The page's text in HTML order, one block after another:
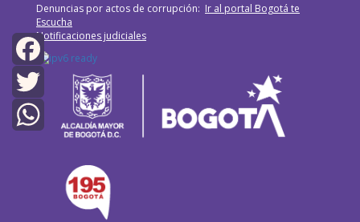
Facebook
Twitter
Denuncias por actos de corrupción: Ir al portal Bogotá te
Escucha
Notificaciones judiciales